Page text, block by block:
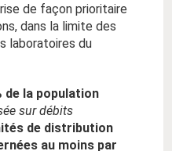
de façon prioritaire
dans la limite des
laboratoires du
de la population
sur débits
de distribution
au moins par